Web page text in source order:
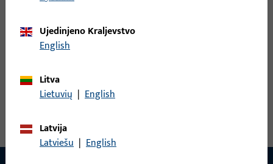
Zamjenski zatik
Pogledaj sve varijante
Ujedinjeno Kraljevstvo
English
Litva
Lietuvių | English
Latvija
Latviešu | English